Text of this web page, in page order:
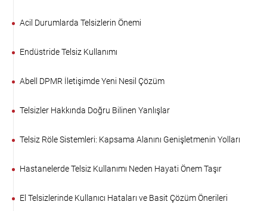
Acil Durumlarda Telsizlerin Önemi
Endüstride Telsiz Kullanımı
Abell DPMR İletişimde Yeni Nesil Çözüm
Telsizler Hakkında Doğru Bilinen Yanlışlar
Telsiz Röle Sistemleri: Kapsama Alanını Genişletmenin Yolları
Hastanelerde Telsiz Kullanımı Neden Hayati Önem Taşır
El Telsizlerinde Kullanıcı Hataları ve Basit Çözüm Önerileri